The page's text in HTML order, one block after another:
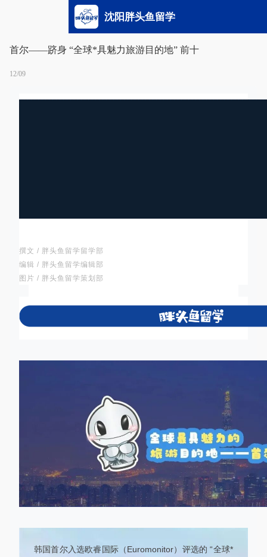
沈阳胖头鱼留学
首尔——跻身 “全球*具魅力旅游目的地” 前十
12/09
撰文 / 胖头鱼留学留学部
编辑 / 胖头鱼留学编辑部
图片 / 胖头鱼留学策划部
韩国首尔入选欧睿国际（Euromonitor）评选的 “全球*